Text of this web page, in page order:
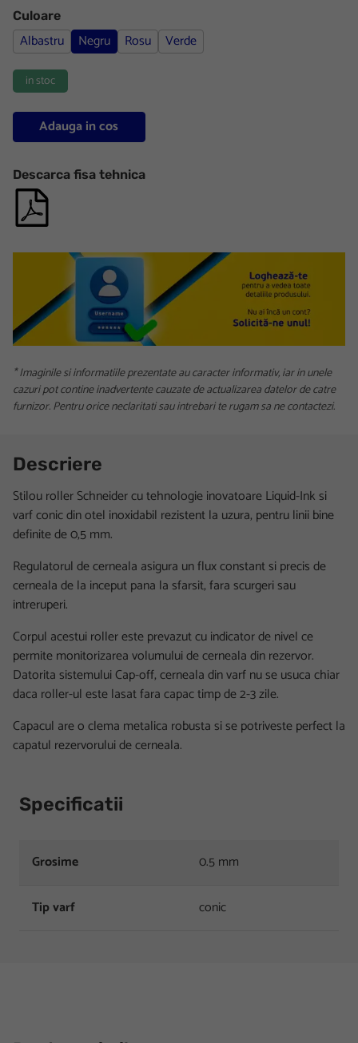
Culoare
Albastru Negru Rosu Verde
in stoc
Adauga in cos
Descarca fisa tehnica
* Imaginile si informatiile prezentate au caracter informativ, iar in unele
cazuri pot contine inadvertente cauzate de actualizarea datelor de catre
furnizor. Pentru orice neclaritati sau intrebari te rugam sa ne contactezi.
Descriere
Stilou roller Schneider cu tehnologie inovatoare Liquid-Ink si
varf conic din otel inoxidabil rezistent la uzura, pentru linii bine
definite de 0,5 mm.
Regulatorul de cerneala asigura un flux constant si precis de
cerneala de la inceput pana la sfarsit, fara scurgeri sau
intreruperi.
Corpul acestui roller este prevazut cu indicator de nivel ce
permite monitorizarea volumului de cerneala din rezervor.
Datorita sistemului Cap-off, cerneala din varf nu se usuca chiar
daca roller-ul este lasat fara capac timp de 2-3 zile.
Capacul are o clema metalica robusta si se potriveste perfect la
capatul rezervorului de cerneala.
Specificatii
Grosime 0.5 mm
Tip varf conic